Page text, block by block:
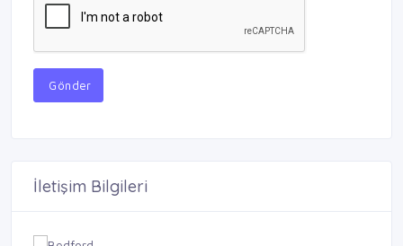
Gönder
İletişim Bilgileri